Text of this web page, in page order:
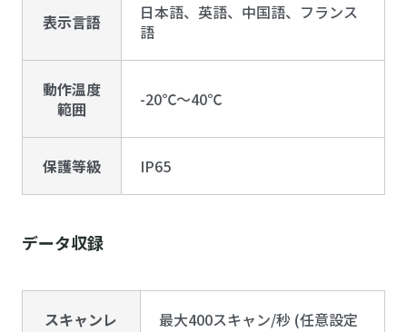
表示言語
日本語、英語、中国語、フランス
語
動作温度
範囲
-20℃～40℃
保護等級 IP65
データ収録
スキャンレ
最大400スキャン/秒 (任意設定